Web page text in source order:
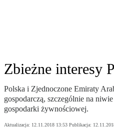
Zbieżne interesy
Polska i Zjednoczone Emiraty
gospodarczą, szczególnie na
gospodarki żywnościowej.
Aktualizacja: 12.11.2018 13:53 Publikacja: